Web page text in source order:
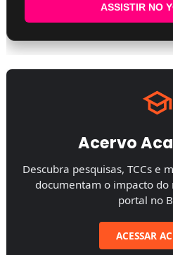
ASSISTIR NO
Acervo
Descubra pesquisas, TCCs e
documentam o impacto
portal no
ACESSAR